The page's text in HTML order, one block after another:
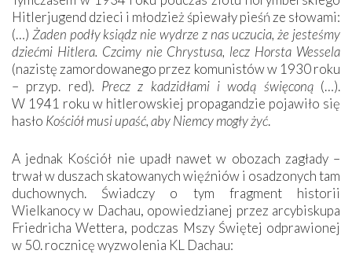
Hitlerjugend dzieci i młodzież śpiewały pieśń ze słowami:
(…) Żaden podły ksiądz nie wydrze z nas uczucia, że jesteśmy
dziećmi Hitlera. Czcimy nie Chrystusa, lecz Horsta Wessela
(nazistę zamordowanego przez komunistów w 1930 roku
– przyp. red). Precz z kadzidłami i wodą święconą (…).
W 1941 roku w hitlerowskiej propagandzie pojawiło się
hasło Kościół musi upaść, aby Niemcy mogły żyć.
A jednak Kościół nie upadł nawet w obozach zagłady –
trwał w duszach skatowanych więźniów i osadzonych tam
duchownych. Świadczy o tym fragment historii
Wielkanocy w Dachau, opowiedzianej przez arcybiskupa
Friedricha Wettera, podczas Mszy Świętej odprawionej
w 50. rocznicę wyzwolenia KL Dachau: